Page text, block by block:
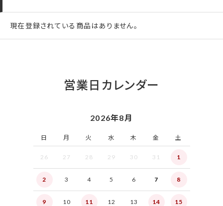
現在登録されている商品はありません。
営業日カレンダー
2026年8月
日 月 火 水 木 金 土
26 27 28 29 30 31 1
2 3 4 5 6 7 8
9 10 11 12 13 14 15